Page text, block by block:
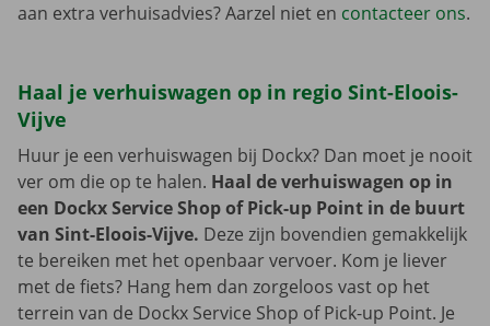
aan extra verhuisadvies? Aarzel niet en contacteer ons.
Haal je verhuiswagen op in regio Sint-Eloois-
Vijve
Huur je een verhuiswagen bij Dockx? Dan moet je nooit
ver om die op te halen. Haal de verhuiswagen op in
een Dockx Service Shop of Pick-up Point in de buurt
van Sint-Eloois-Vijve. Deze zijn bovendien gemakkelijk
te bereiken met het openbaar vervoer. Kom je liever
met de fiets? Hang hem dan zorgeloos vast op het
terrein van de Dockx Service Shop of Pick-up Point. Je